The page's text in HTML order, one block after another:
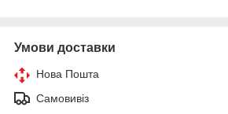
Умови доставки
Нова Пошта
Самовивіз